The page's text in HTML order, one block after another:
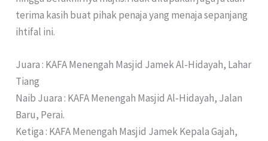
terima kasih buat pihak penaja yang menaja sepanjang
ihtifal ini.
Juara : KAFA Menengah Masjid Jamek Al-Hidayah, Lahar
Tiang
Naib Juara : KAFA Menengah Masjid Al-Hidayah, Jalan
Baru, Perai.
Ketiga : KAFA Menengah Masjid Jamek Kepala Gajah,